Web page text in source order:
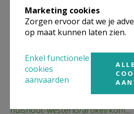
herselt-hulshout-westerlo/artikel/
Kruisoplegging:https://
herselt-hulshout-westerlo/
Solidair ontbijt:https://
herselt-hulshout-westerlo/artikel/
https://
hulshout-westerlo/artikel/koffi...
Marketing cookies
Zorgen ervoor dat we je
op maat kunnen laten zien.
Enkel functionele
cookies
aanvaarden
ALLE